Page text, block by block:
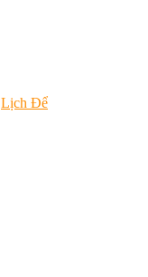
Lịch Để